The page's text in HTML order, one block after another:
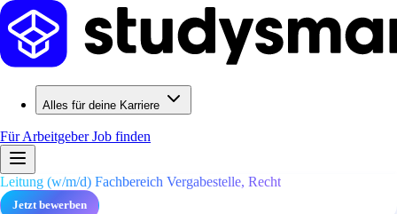
Alles für deine Karriere
Für ArbeitgeberJob finden
Leitung (w/m/d) Fachbereich Vergabestelle, Recht
Jetzt bewerben